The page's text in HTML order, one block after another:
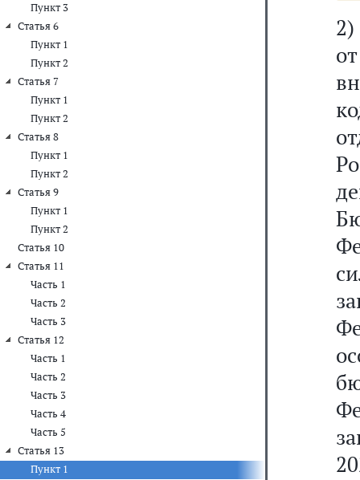
Пункт 3
Статья 6
Пункт 1
Пункт 2
Статья 7
Пункт 1
Пункт 2
Статья 8
Пункт 1
Пункт 2
Статья 9
Пункт 1
Пункт 2
Статья 10
Статья 11
Часть 1
Часть 2
Часть 3
Статья 12
Часть 1
Часть 2
Часть 3
Часть 4
Часть 5
Статья 13
Пункт 1